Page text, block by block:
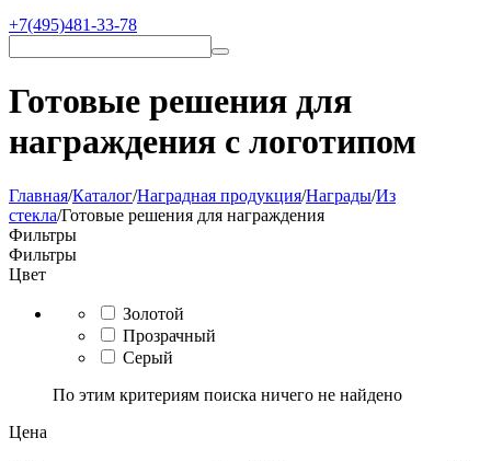
+7(495)481-33-78
Готовые решения для
награждения с логотипом
Главная/Каталог/Наградная продукция/Награды/Из
стекла/Готовые решения для награждения
Фильтры
Фильтры
Цвет
Золотой
Прозрачный
Серый
По этим критериям поиска ничего не найдено
Цена